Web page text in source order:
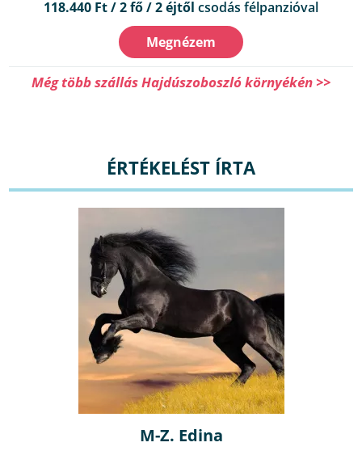
118.440 Ft / 2 fő / 2 éjtől csodás félpanzióval
Megnézem
Még több szállás Hajdúszoboszló környékén >>
ÉRTÉKELÉST ÍRTA
M-Z. Edina